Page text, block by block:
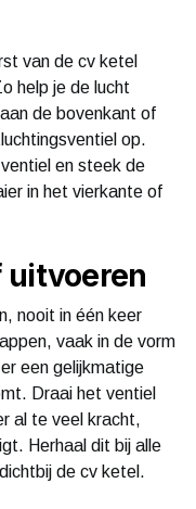
van de cv ketel
help je de lucht
de bovenkant of
op.
en steek de
in het vierkante of
uitvoeren
nooit in één keer
vaak in de vorm
een gelijkmatige
Draai het ventiel
al te veel kracht,
Herhaal dit bij alle
de cv ketel.